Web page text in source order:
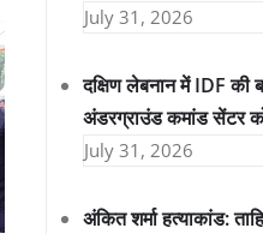
July 31, 2026
दक्षिण लेबनान में IDF की
अंडरग्राउंड कमांड सेंटर
July 31, 2026
अंकित शर्मा हत्याकांड: